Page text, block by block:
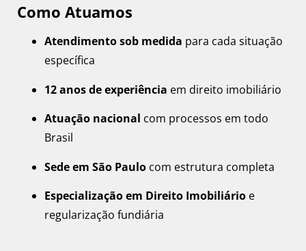
Como Atuamos
Atendimento sob medida para cada situação
específica
12 anos de experiência em direito imobiliário
Atuação nacional com processos em todo
Brasil
Sede em São Paulo com estrutura completa
Especialização em Direito Imobiliário e
regularização fundiária